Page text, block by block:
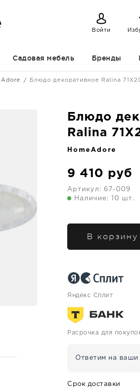
Войти
Садовая мебель Бренды
Блюдо декоративное Ralina
Блюдо
Ralina
HomeAdore
9 410 руб
Артикул: 67-009
Наличие: 10 шт.
В корзину
Яндекс Сплит
Расрочка для
Ответим на ваши
Срок доставки